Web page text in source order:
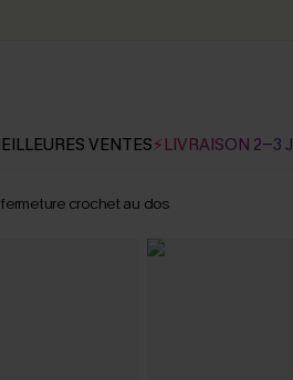
VENTES⚡LIVRAISON 2-3 J
crochet au dos